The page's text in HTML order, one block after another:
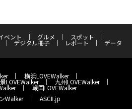
ベント グルメ スポット
デジタル冊子 レポート データ
横浜LOVEWalker
LOVEWalker 九州LOVEWalker
戦国LOVEWalker
Walker
ASCII.jp